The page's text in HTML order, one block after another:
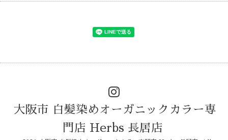
大阪市 白髪染めオーガニックカラー専
門店 Herbs 長居店